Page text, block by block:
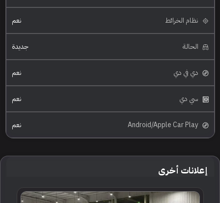
نظام الخرائط نعم
الحالة جديدة
دي في دي نعم
سي دي نعم
Android/Apple Car Play نعم
إعلانات أخرى